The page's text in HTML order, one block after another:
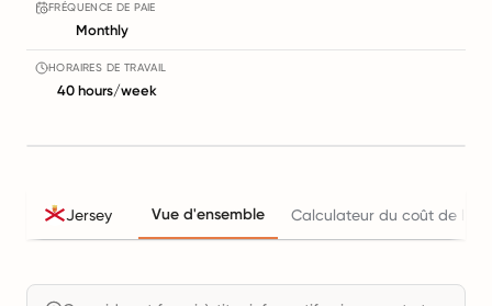
FRÉQUENCE DE PAIE
Monthly
HORAIRES DE TRAVAIL
40 hours/week
Jersey Vue d'ensemble Calculateur du coût de